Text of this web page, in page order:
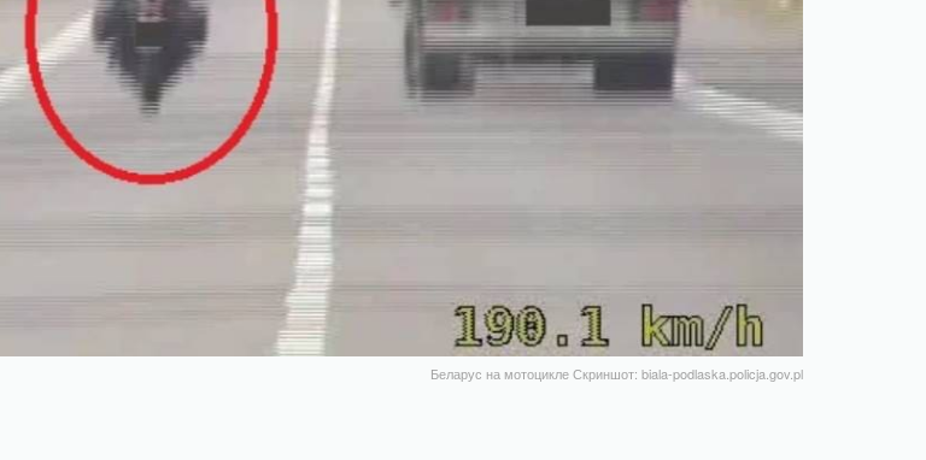
Беларус на мотоцикле Скриншот: biala-podlaska.policja.gov.pl